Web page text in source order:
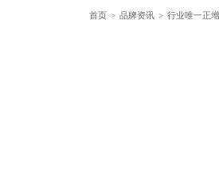
首页 > 品牌资讯 > 行业唯一正